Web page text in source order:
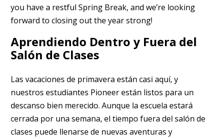
you have a restful Spring Break, and we’re looking
forward to closing out the year strong!
Aprendiendo Dentro y Fuera del
Salón de Clases
Las vacaciones de primavera están casi aquí, y
nuestros estudiantes Pioneer están listos para un
descanso bien merecido. Aunque la escuela estará
cerrada por una semana, el tiempo fuera del salón de
clases puede llenarse de nuevas aventuras y